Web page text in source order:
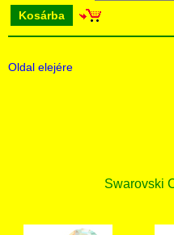
Kosárba
Oldal elejére
Swarovski